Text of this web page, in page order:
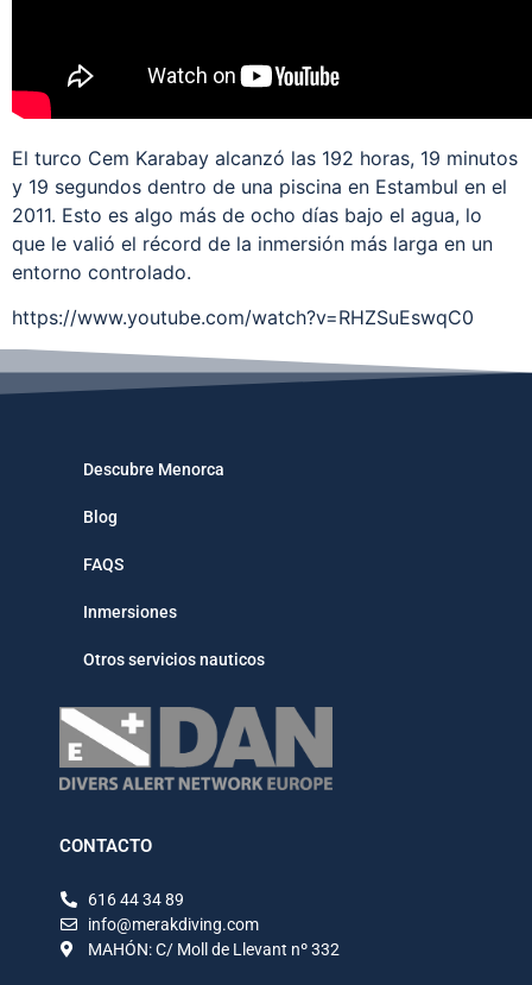
El turco Cem Karabay alcanzó las 192 horas, 19 minutos
y 19 segundos dentro de una piscina en Estambul en el
2011. Esto es algo más de ocho días bajo el agua, lo
que le valió el récord de la inmersión más larga en un
entorno controlado.
https://www.youtube.com/watch?v=RHZSuEswqC0
Descubre Menorca
Blog
FAQS
Inmersiones
Otros servicios nauticos
CONTACTO
616 44 34 89
info@merakdiving.com
MAHÓN: C/ Moll de Llevant nº 332